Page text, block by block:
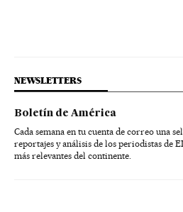
NEWSLETTERS
Boletín de América
Cada semana en tu cuenta de correo una
reportajes y análisis de los periodistas de
más relevantes del continente.